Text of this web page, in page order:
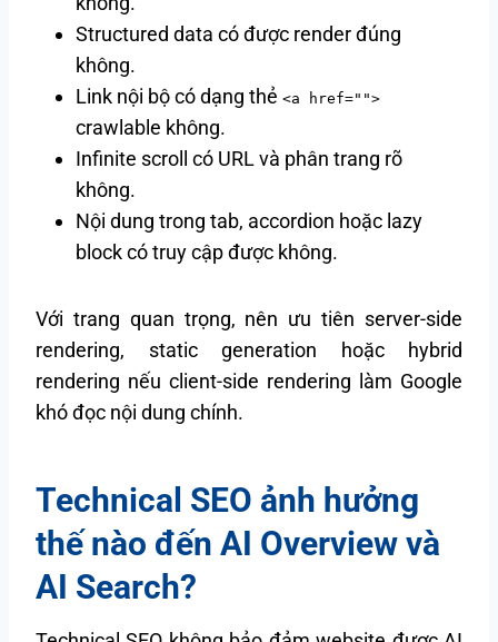
Structured data có được render đúng
không.
Link nội bộ có dạng thẻ <a href="">
crawlable không.
Infinite scroll có URL và phân trang rõ
không.
Nội dung trong tab, accordion hoặc lazy
block có truy cập được không.
Với trang quan trọng, nên ưu tiên server-side
rendering, static generation hoặc hybrid
rendering nếu client-side rendering làm Google
khó đọc nội dung chính.
Technical SEO ảnh hưởng
thế nào đến AI Overview và
AI Search?